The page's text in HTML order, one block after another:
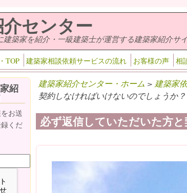
センター
建築家を紹介・一級建築士が運営する建築家紹介サ
TOP 建築家相談依頼サービスの流れ お客様の声 相
建築家紹介センター・ホーム > 建築家
契約しなければいけないのでしょうか
必ず返信していただいた方
紹
お送
くだ